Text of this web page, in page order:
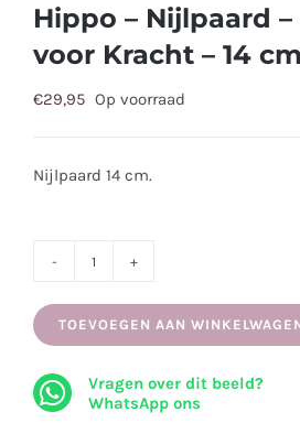
Hippo – Nijlpaard
voor Kracht – 14
€29,95 Op voorraad
Nijlpaard 14 cm.
-
Symbool
TOEVOEGEN AAN
Vragen over dit beeld?
WhatsApp ons